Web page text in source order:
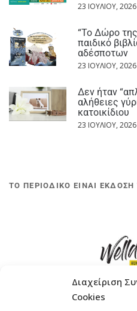
Διαχείριση
Cookies
23 ΙΟΥΛΊΟΥ, 2026
“Το Δώρο
παιδικό
αδέσποτων
23 ΙΟΥΛΊΟΥ, 2026
Δεν ήταν
αλήθειες
κατοικίδιου
23 ΙΟΥΛΊΟΥ, 2026
ΤΟ ΠΕΡΙΟΔΙΚΟ ΕΙΝΑΙ ΕΚΔΟΣΗ